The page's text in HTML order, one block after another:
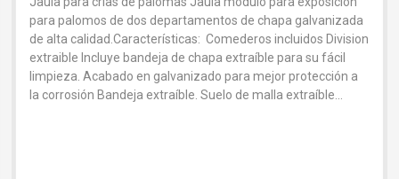
para palomos de dos departamentos de chapa galvanizada
de alta calidad.Características: Comederos incluidos Division
extraible Incluye bandeja de chapa extraíble para su fácil
limpieza. Acabado en galvanizado para mejor protección a
la corrosión Bandeja extraíble. Suelo de malla extraíble...